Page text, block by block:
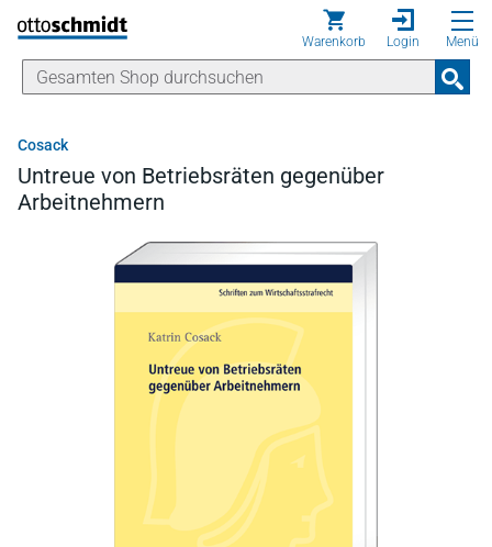
Direkt zum Inhalt
Warenkorb Login Menü
Cosack
Untreue von Betriebsräten gegenüber
Arbeitnehmern